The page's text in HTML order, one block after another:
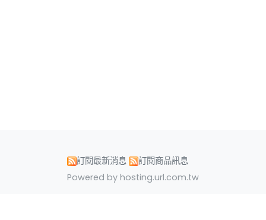
訂閱最新消息
訂閱商品訊息
Powered by hosting.url.com.tw